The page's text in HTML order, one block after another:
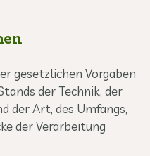
gesetzlichen Vorgaben
der Technik, der
der Art, des Umfangs,
der Verarbeitung